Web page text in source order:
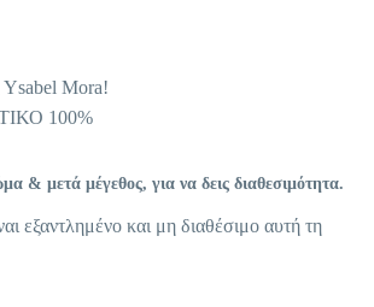
Ysabel Mora!
100%
& μετά μέγεθος, για να δεις διαθεσιμότητα.
εξαντλημένο και μη διαθέσιμο αυτή τη